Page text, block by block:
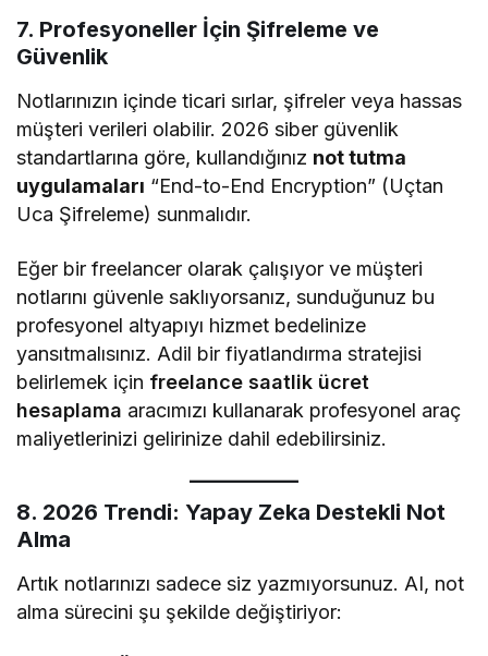
7. Profesyoneller İçin Şifreleme ve
Güvenlik
Notlarınızın içinde ticari sırlar, şifreler veya hassas
müşteri verileri olabilir. 2026 siber güvenlik
standartlarına göre, kullandığınız not tutma
uygulamaları “End-to-End Encryption” (Uçtan
Uca Şifreleme) sunmalıdır.
Eğer bir freelancer olarak çalışıyor ve müşteri
notlarını güvenle saklıyorsanız, sunduğunuz bu
profesyonel altyapıyı hizmet bedelinize
yansıtmalısınız. Adil bir fiyatlandırma stratejisi
belirlemek için freelance saatlik ücret
hesaplama aracımızı kullanarak profesyonel araç
maliyetlerinizi gelirinize dahil edebilirsiniz.
8. 2026 Trendi: Yapay Zeka Destekli Not
Alma
Artık notlarınızı sadece siz yazmıyorsunuz. AI, not
alma sürecini şu şekilde değiştiriyor: